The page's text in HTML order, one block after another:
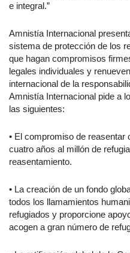
e integral.”
Amnistía Internacional
sistema de protección de los
que hagan compromisos
legales individuales y
internacional de la
Amnistía Internacional pide a
las siguientes:
• El compromiso de
cuatro años al millón de
reasentamiento.
• La creación de un fondo
todos los llamamientos
refugiados y proporcione
acogen a gran número de